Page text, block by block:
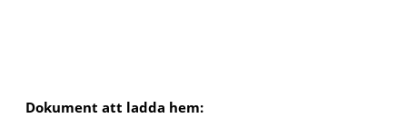
Dokument att ladda hem: